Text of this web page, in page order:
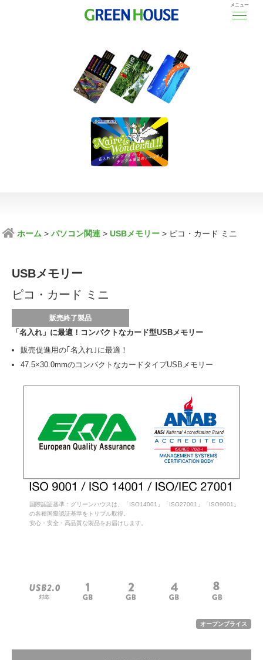
メニュー
ホーム パソコン関連 USBメモリー ピコ・カード ミニ
USBメモリー
ピコ・カード ミニ
販売終了製品
「名入れ」に最適！コンパクトなカード型USBメモリー
販売促進用の｢名入れ｣に最適！
47.5×30.0mmのコンパクトなカードタイプUSBメモリー
国際認証基準：グリーンハウスは、「ISO14001」「ISO27001」「ISO9001」
の各種国際認証基準をトリプル取得。
安心・安全・高品質な製品をお届けします。
オープンプライス